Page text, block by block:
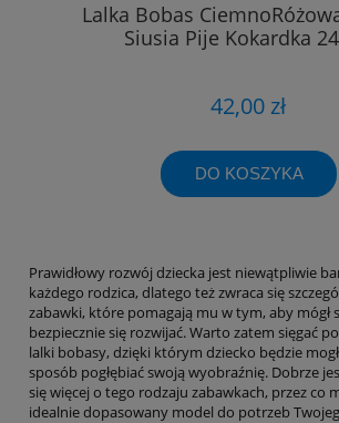
Lalka Bobas
Siusia Pije Kokardka
42,00 zł
DO KOSZYKA
Prawidłowy rozwój dziecka jest niewątpliwie
każdego rodzica, dlatego też zwraca się
zabawki, które pomagają mu w tym, aby mógł
bezpiecznie się rozwijać. Warto zatem sięgać
lalki bobasy, dzięki którym dziecko będzie
sposób pogłębiać swoją wyobraźnię. Dobrze
się więcej o tego rodzaju zabawkach, przez co
idealnie dopasowany model do potrzeb